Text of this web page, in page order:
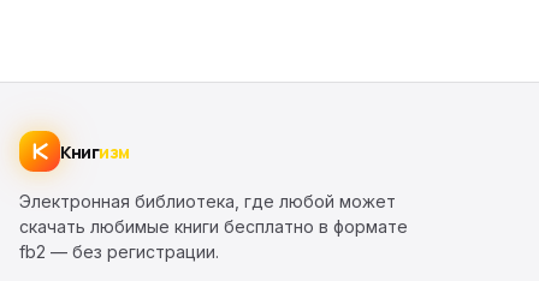
Книгизм
Электронная библиотека, где любой может
скачать любимые книги бесплатно в формате
fb2 — без регистрации.